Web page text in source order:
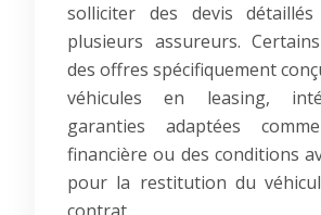
solliciter des devis
plusieurs assureurs.
des offres spécifiquement
véhicules en leasing,
garanties adaptées
financière ou des conditions
pour la restitution du